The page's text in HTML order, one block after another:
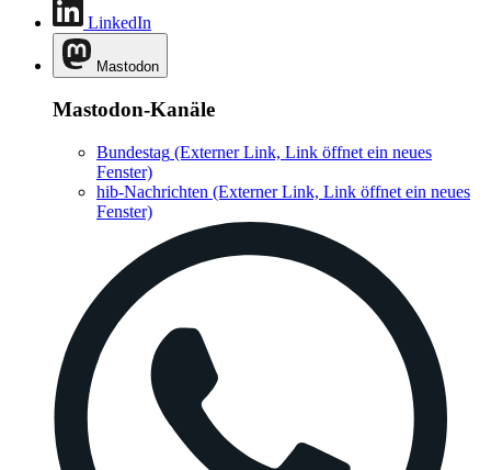
LinkedIn
Mastodon
Mastodon-Kanäle
Bundestag (Externer Link, Link öffnet ein neues
Fenster)
hib-Nachrichten (Externer Link, Link öffnet ein neues
Fenster)